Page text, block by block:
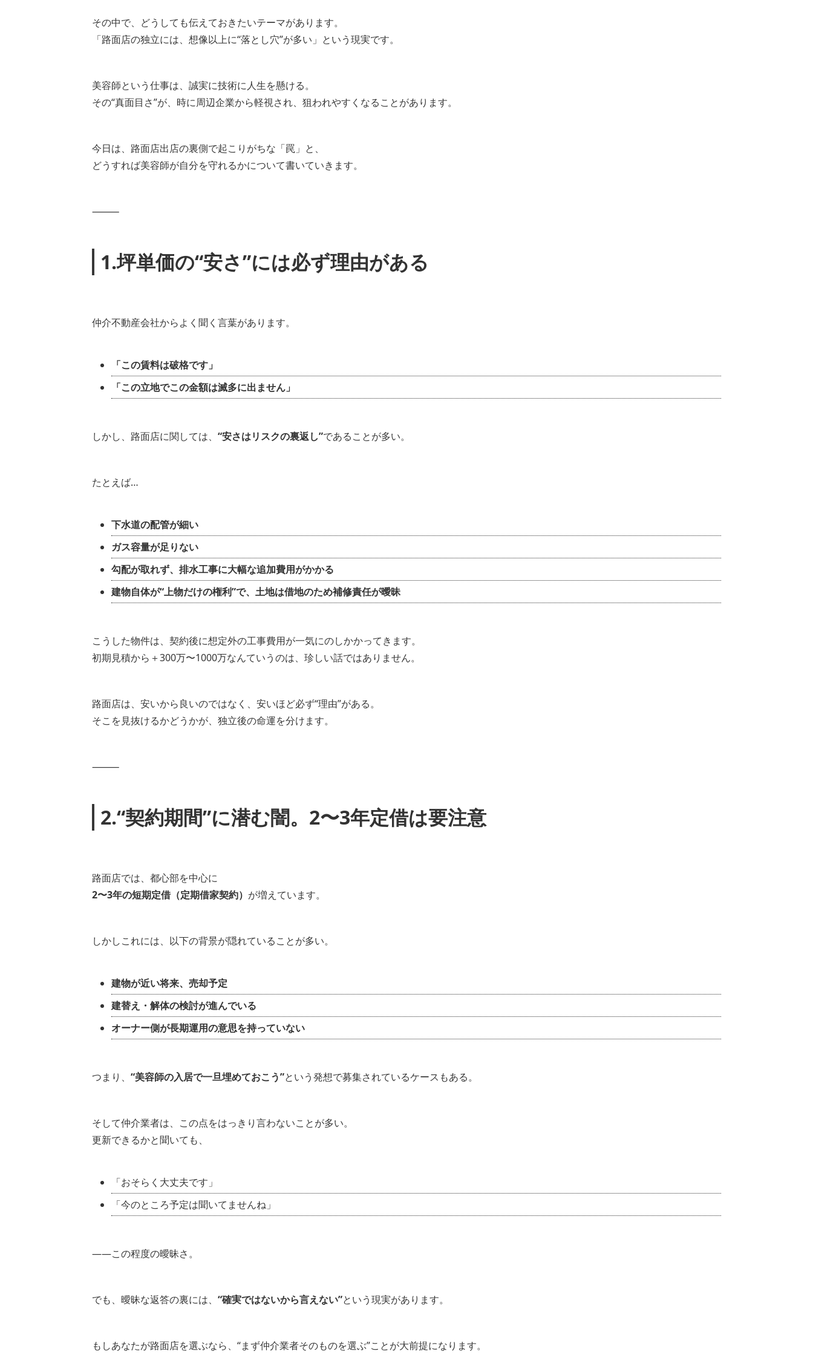
その中で、どうしても伝えておきたいテーマがあります。
「路面店の独立には、想像以上に“落とし穴”が多い」という現実です。
美容師という仕事は、誠実に技術に人生を懸ける。
その“真面目さ”が、時に周辺企業から軽視され、狙われやすくなることがあります。
今日は、路面店出店の裏側で起こりがちな「罠」と、
どうすれば美容師が自分を守れるかについて書いていきます。
⸻
1.坪単価の“安さ”には必ず理由がある
仲介不動産会社からよく聞く言葉があります。
「この賃料は破格です」
「この立地でこの金額は滅多に出ません」
しかし、路面店に関しては、 “安さはリスクの裏返し”であることが多い。
たとえば…
下水道の配管が細い
ガス容量が足りない
勾配が取れず、排水工事に大幅な追加費用がかかる
建物自体が“上物だけの権利”で、土地は借地のため補修責任が曖昧
こうした物件は、契約後に想定外の工事費用が一気にのしかかってきます。
初期見積から＋300万〜1000万なんていうのは、珍しい話ではありません。
路面店は、安いから良いのではなく、安いほど必ず“理由”がある。
そこを見抜けるかどうかが、独立後の命運を分けます。
⸻
2.“契約期間”に潜む闇。2〜3年定借は要注意
路面店では、都心部を中心に
2〜3年の短期定借（定期借家契約） が増えています。
しかしこれには、以下の背景が隠れていることが多い。
建物が近い将来、売却予定
建替え・解体の検討が進んでいる
オーナー側が長期運用の意思を持っていない
つまり、 “美容師の入居で一旦埋めておこう”という発想で募集されているケースもある。
そして仲介業者は、この点をはっきり言わないことが多い。
更新できるかと聞いても、
「おそらく大丈夫です」
「今のところ予定は聞いてませんね」
――この程度の曖昧さ。
でも、曖昧な返答の裏には、 “確実ではないから言えない”という現実があります。
もしあなたが路面店を選ぶなら、“まず仲介業者そのものを選ぶ”ことが大前提になります。